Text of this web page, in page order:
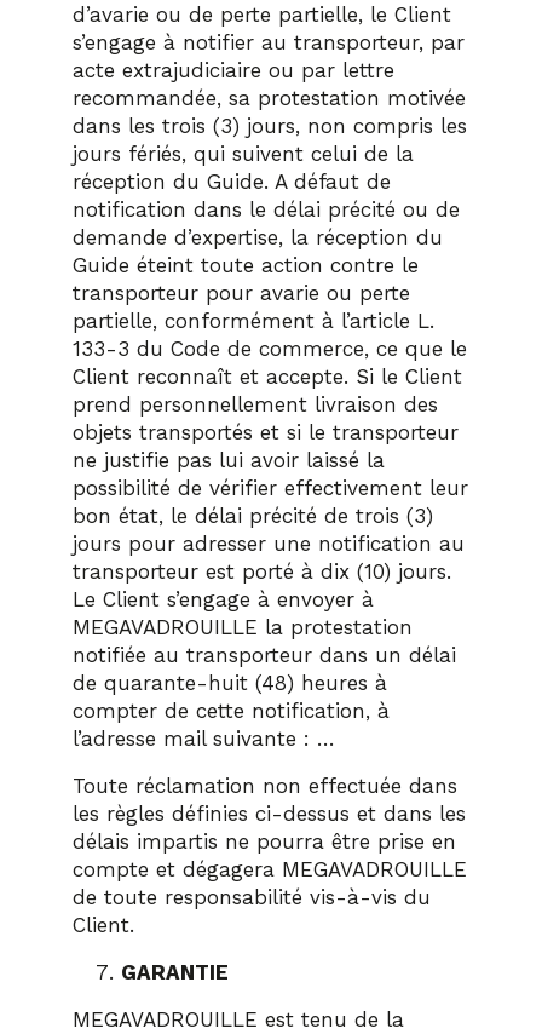
d’avarie ou de perte partielle, le Client
s’engage à notifier au transporteur, par
acte extrajudiciaire ou par lettre
recommandée, sa protestation motivée
dans les trois (3) jours, non compris les
jours fériés, qui suivent celui de la
réception du Guide. A défaut de
notification dans le délai précité ou de
demande d’expertise, la réception du
Guide éteint toute action contre le
transporteur pour avarie ou perte
partielle, conformément à l’article L.
133-3 du Code de commerce, ce que le
Client reconnaît et accepte. Si le Client
prend personnellement livraison des
objets transportés et si le transporteur
ne justifie pas lui avoir laissé la
possibilité de vérifier effectivement leur
bon état, le délai précité de trois (3)
jours pour adresser une notification au
transporteur est porté à dix (10) jours.
Le Client s’engage à envoyer à
MEGAVADROUILLE la protestation
notifiée au transporteur dans un délai
de quarante-huit (48) heures à
compter de cette notification, à
l’adresse mail suivante : …
Toute réclamation non effectuée dans
les règles définies ci-dessus et dans les
délais impartis ne pourra être prise en
compte et dégagera MEGAVADROUILLE
de toute responsabilité vis-à-vis du
Client.
GARANTIE
MEGAVADROUILLE est tenu de la